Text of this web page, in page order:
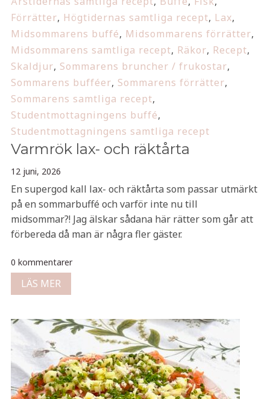
Förrätter, Högtidernas samtliga recept, Lax,
Midsommarens buffé, Midsommarens förrätter,
Midsommarens samtliga recept, Räkor, Recept,
Skaldjur, Sommarens bruncher / frukostar,
Sommarens bufféer, Sommarens förrätter,
Sommarens samtliga recept,
Studentmottagningens buffé,
Studentmottagningens samtliga recept
Varmrök lax- och räktårta
12 juni, 2026
En supergod kall lax- och räktårta som passar utmärkt
på en sommarbuffé och varför inte nu till
midsommar?! Jag älskar sådana här rätter som går att
förbereda då man är några fler gäster.
0 kommentarer
LÄS MER